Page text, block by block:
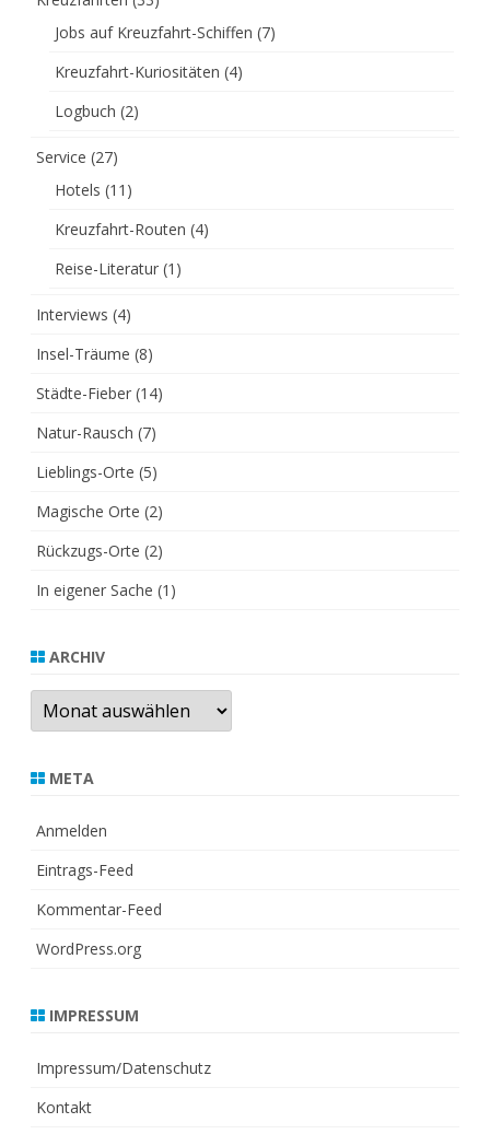
Jobs auf Kreuzfahrt-Schiffen (7)
Kreuzfahrt-Kuriositäten (4)
Logbuch (2)
Service (27)
Hotels (11)
Kreuzfahrt-Routen (4)
Reise-Literatur (1)
Interviews (4)
Insel-Träume (8)
Städte-Fieber (14)
Natur-Rausch (7)
Lieblings-Orte (5)
Magische Orte (2)
Rückzugs-Orte (2)
In eigener Sache (1)
ARCHIV
Archiv
META
Anmelden
Eintrags-Feed
Kommentar-Feed
WordPress.org
IMPRESSUM
Impressum/Datenschutz
Kontakt